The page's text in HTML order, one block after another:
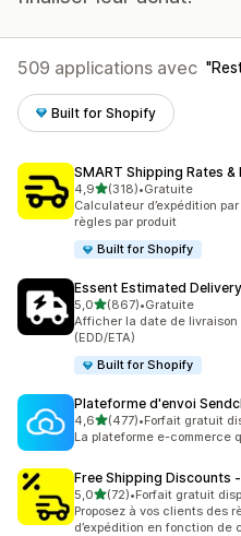
509 applications avec
Built for Shopify
SMART Shipping Rates &
4,9étoile(s) sur 5
(318)
318 avis au total
•Gratuite
Calculateur d’expédition
règles par produit
Built for Shopify
Essent Estimated
5,0étoile(s) sur 5
(867)
867 avis au total
•Gratuite
Afficher la date de livraison
(EDD/ETA)
Built for Shopify
Plateforme d'envoi
4,6étoile(s) sur 5
(477)
477 avis au total
•Forfait gratuit
La plateforme e-commerce
Free Shipping Discounts
5,0étoile(s) sur 5
(72)
72 avis au total
•Forfait gratuit
Proposez à vos clients des
d’expédition en fonction de